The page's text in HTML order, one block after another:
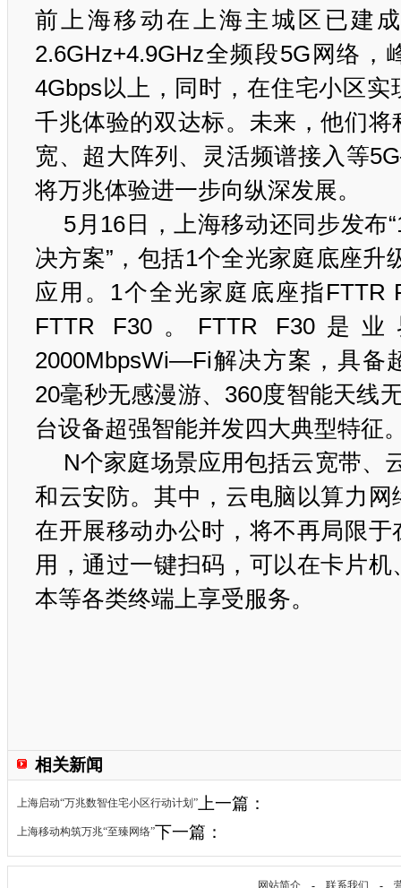
前上海移动在上海主城区已建
2.6GHz+4.9GHz全频段5G网络，
4Gbps以上，同时，在住宅小区实
千兆体验的双达标。未来，他们将
宽、超大阵列、灵活频谱接入等
将万兆体验进一步向纵深发展。
5月16日，上海移动还同步发布
决方案”，包括1个全光家庭底座升
应用。1个全光家庭底座指FTTR
FTTR F30。FTTR F30是
2000MbpsWi—Fi解决方案，具备
20毫秒无感漫游、360度智能天线
台设备超强智能并发四大典型特征
N个家庭场景应用包括云宽带、
和云安防。其中，云电脑以算力网
在开展移动办公时，将不再局限于
用，通过一键扫码，可以在卡片
本等各类终端上享受服务。
相关新闻
上一篇：
上海启动“万兆数智住宅小区行动计划”
下一篇：
上海移动构筑万兆“至臻网络”